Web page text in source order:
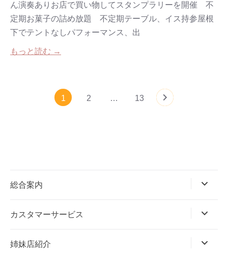
ん演奏ありお店で買い物してスタンプラリーを開催 不
定期お菓子の詰め放題 不定期テーブル、イス持参屋根
下でテントなしパフォーマンス、出
もっと読む →
1 2 … 13
総合案内
カスタマーサービス
姉妹店紹介